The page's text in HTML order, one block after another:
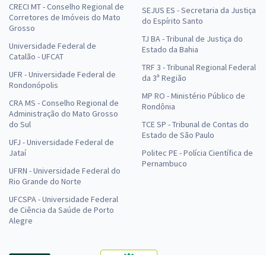
CRECI MT - Conselho Regional de
Corretores de Imóveis do Mato
Grosso
Universidade Federal de
Catalão - UFCAT
UFR - Universidade Federal de
Rondonópolis
CRA MS - Conselho Regional de
Administração do Mato Grosso
do Sul
UFJ - Universidade Federal de
Jataí
UFRN - Universidade Federal do
Rio Grande do Norte
UFCSPA - Universidade Federal
de Ciência da Saúde de Porto
Alegre
SEJUS ES - Secretaria da Justiça
do Espírito Santo
TJ BA - Tribunal de Justiça do
Estado da Bahia
TRF 3 - Tribunal Regional Federal
da 3ª Região
MP RO - Ministério Público de
Rondônia
TCE SP - Tribunal de Contas do
Estado de São Paulo
Politec PE - Polícia Científica de
Pernambuco